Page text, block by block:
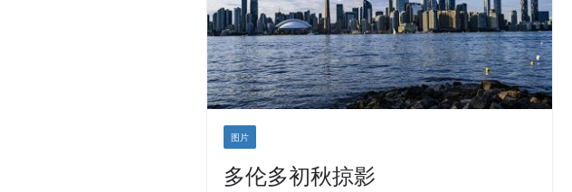
图片
多伦多初秋掠影